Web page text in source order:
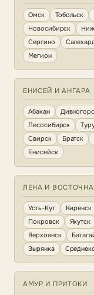
Омск Тобольск
Новосибирск
Сергино
Мегион
ЕНИСЕЙ И АНГАРА
Абакан
Лесосибирск
Свирск
Братск
Енисейск
ЛЕНА И
Усть-Кут Киренск
Покровск
Якутск
Верхоянск
Зырянка
АМУР И ПРИТОКИ